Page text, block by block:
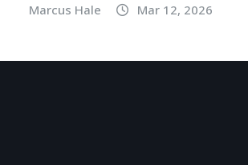
Marcus Hale Mar 12, 2026